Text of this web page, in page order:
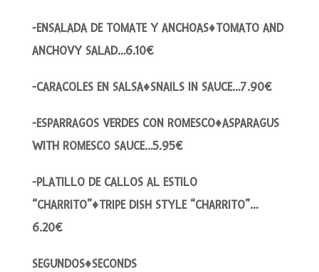
-ENSALADA DE TOMATE Y ANCHOAS♦TOMATO AND
ANCHOVY SALAD…6.10€
-CARACOLES EN SALSA♦SNAILS IN SAUCE…7.90€
-ESPARRAGOS VERDES CON ROMESCO♦ASPARAGUS
WITH ROMESCO SAUCE…5.95€
-PLATILLO DE CALLOS AL ESTILO
“CHARRITO”♦TRIPE DISH STYLE “CHARRITO”…
6.20€
SEGUNDOS♦SECONDS